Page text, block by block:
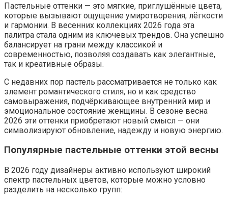
Пастельные оттенки — это мягкие, приглушённые цвета,
которые вызывают ощущение умиротворения, лёгкости
и гармонии. В весенних коллекциях 2026 года эта
палитра стала одним из ключевых трендов. Она успешно
балансирует на грани между классикой и
современностью, позволяя создавать как элегантные,
так и креативные образы.
С недавних пор пастель рассматривается не только как
элемент романтического стиля, но и как средство
самовыражения, подчёркивающее внутренний мир и
эмоциональное состояние женщины. В сезоне весна
2026 эти оттенки приобретают новый смысл — они
символизируют обновление, надежду и новую энергию.
Популярные пастельные оттенки этой весны
В 2026 году дизайнеры активно используют широкий
спектр пастельных цветов, которые можно условно
разделить на несколько групп: